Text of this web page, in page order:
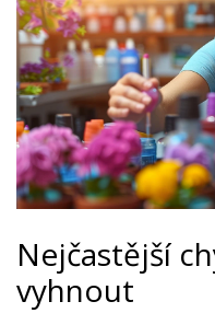
Nejčastější
vyhnout